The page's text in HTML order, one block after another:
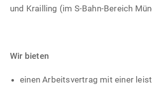
und Krailling (im S-Bahn-Bereich
Wir bieten
einen Arbeitsvertrag mit einer